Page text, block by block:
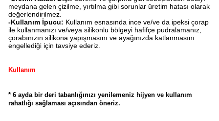
meydana gelen çizilme, yırtılma gibi sorunlar üretim hatası olarak
değerlendirilmez.
-Kullanım İpucu: Kullanım esnasında ince ve/ve da ipeksi çorap
ile kullanmanızı ve/veya silikonlu bölgeyi hafifçe pudralamanız,
çorabınızın silikona yapışmasını ve ayağınızda katlanmasını
engellediği için tavsiye ederiz.
Kullanım
* 6 ayda bir deri tabanlığınızı yenilemeniz hijyen ve kullanım
rahatlığı sağlaması açısından öneriz.